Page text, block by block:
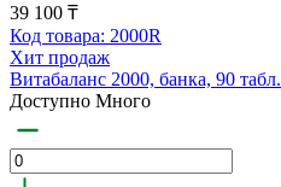
39 100 ₸
Код товара: 2000R
Хит продаж
Витабаланс 2000, банка, 90 табл.
Доступно Много